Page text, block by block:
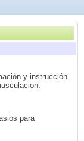
y instrucción
para